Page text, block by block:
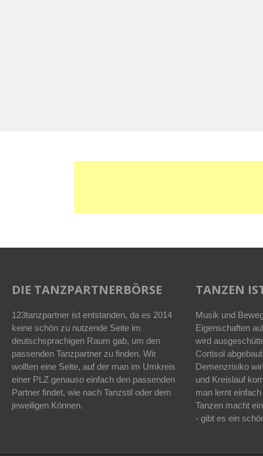
DIE TANZPARTNERBÖRSE
123tanzpartner ist entstanden, da es 2014
keine schön zu nutzende Seite im
deutschsprachigen Raum gab, um den
passenden Tanzpartner zu finden. Wir
wollten eine Seite, auf der man im Umkreis
einer PLZ genauso einfach den passenden
Partner findet, wie nach Tanzstil oder dem
jeweiligen Können.
TANZEN
Musik und
Eigenschaften
wird
Cortisol
Demenzrisiko
und Kreislauf
man lernt
Tanzen macht
- gibt es ein